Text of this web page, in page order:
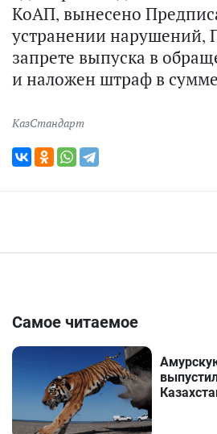
КоАП, вынесено
устранении нарушений,
запрете выпуска в
и наложен штраф в сумме
КазСтандарт
Самое читаемое